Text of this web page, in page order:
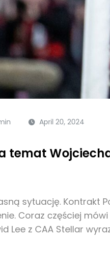
April 20, 2024
temat
sytuację. Kontrakt
Coraz częściej
Lee z CAA Stellar